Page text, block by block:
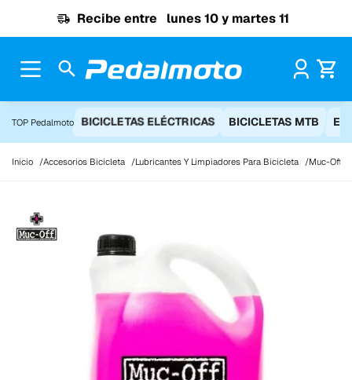
Recibe entre lunes 10 y martes 11
TOP Pedalmoto BICICLETAS ELÉCTRICAS BICICLETAS MTB
Inicio Accesorios Bicicleta Lubricantes Y Limpiadores Para Bicicleta Muc-Off